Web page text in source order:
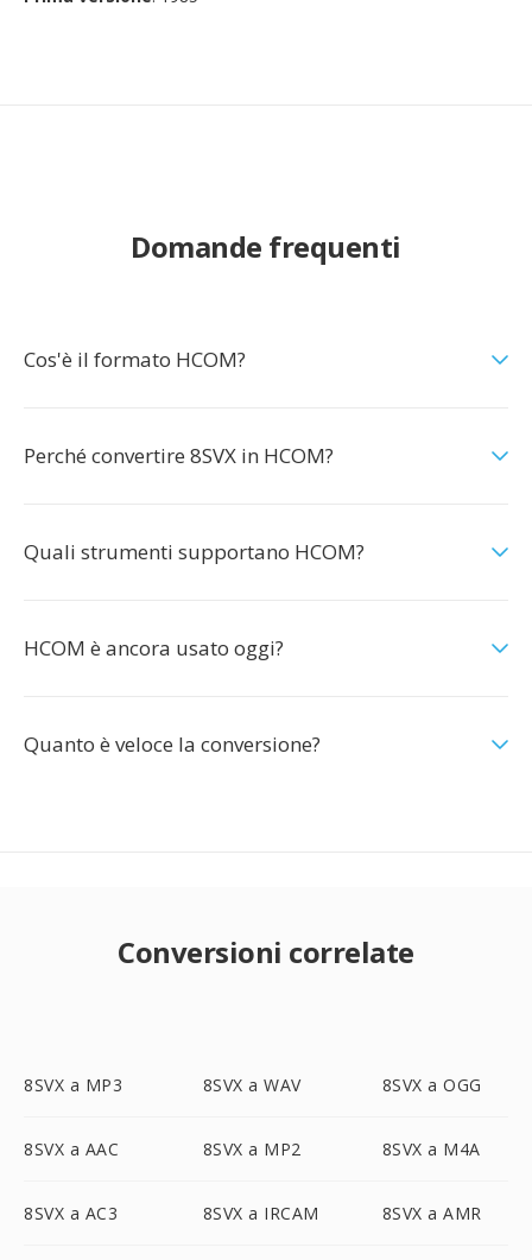
Domande frequenti
Cos'è il formato HCOM?
Perché convertire 8SVX in HCOM?
Quali strumenti supportano HCOM?
HCOM è ancora usato oggi?
Quanto è veloce la conversione?
Conversioni correlate
8SVX a MP3 8SVX a WAV 8SVX a OGG
8SVX a AAC 8SVX a MP2 8SVX a M4A
8SVX a AC3 8SVX a IRCAM 8SVX a AMR